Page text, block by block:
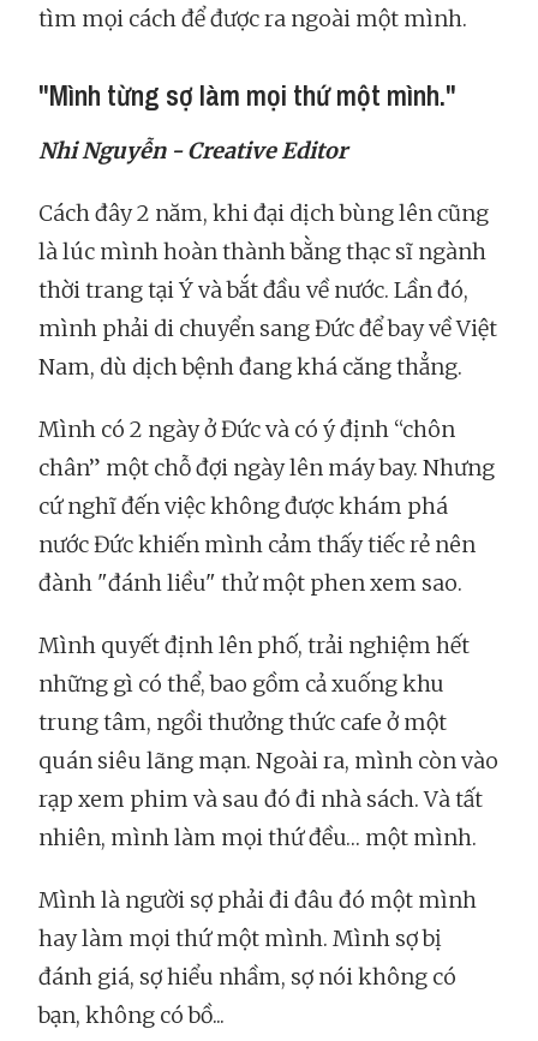
tìm mọi cách để được ra ngoài một mình.
"Mình từng sợ làm mọi thứ một mình."
Nhi Nguyễn - Creative Editor
Cách đây 2 năm, khi đại dịch bùng lên cũng
là lúc mình hoàn thành bằng thạc sĩ ngành
thời trang tại Ý và bắt đầu về nước. Lần đó,
mình phải di chuyển sang Đức để bay về Việt
Nam, dù dịch bệnh đang khá căng thẳng.
Mình có 2 ngày ở Đức và có ý định “chôn
chân” một chỗ đợi ngày lên máy bay. Nhưng
cứ nghĩ đến việc không được khám phá
nước Đức khiến mình cảm thấy tiếc rẻ nên
đành "đánh liều" thử một phen xem sao.
Mình quyết định lên phố, trải nghiệm hết
những gì có thể, bao gồm cả xuống khu
trung tâm, ngồi thưởng thức cafe ở một
quán siêu lãng mạn. Ngoài ra, mình còn vào
rạp xem phim và sau đó đi nhà sách. Và tất
nhiên, mình làm mọi thứ đều… một mình.
Mình là người sợ phải đi đâu đó một mình
hay làm mọi thứ một mình. Mình sợ bị
đánh giá, sợ hiểu nhầm, sợ nói không có
bạn, không có bồ...